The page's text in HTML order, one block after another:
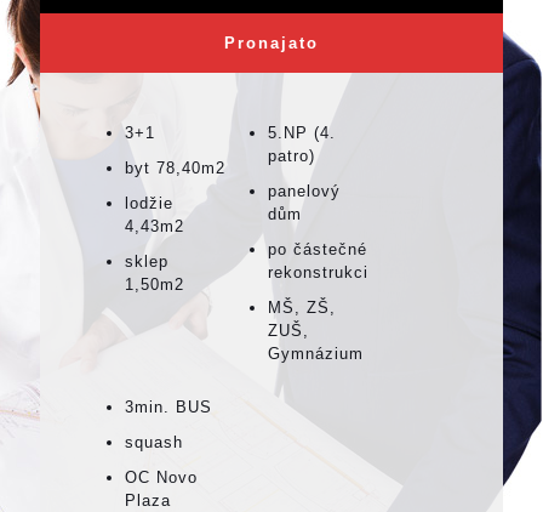
Pronajato
3+1
byt 78,40m2
lodžie
4,43m2
sklep
1,50m2
5.NP (4.
patro)
panelový
dům
po částečné
rekonstrukci
MŠ, ZŠ,
ZUŠ,
Gymnázium
3min. BUS
squash
OC Novo
Plaza